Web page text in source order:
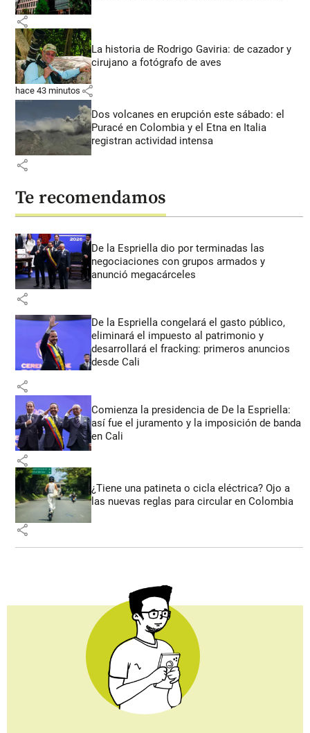
share
La historia de Rodrigo Gaviria: de cazador y
cirujano a fotógrafo de aves
hace 43 minutos share
Dos volcanes en erupción este sábado: el
Puracé en Colombia y el Etna en Italia
registran actividad intensa
share
Te recomendamos
De la Espriella dio por terminadas las
negociaciones con grupos armados y
anunció megacárceles
share
De la Espriella congelará el gasto público,
eliminará el impuesto al patrimonio y
desarrollará el fracking: primeros anuncios
desde Cali
share
Comienza la presidencia de De la Espriella:
así fue el juramento y la imposición de banda
en Cali
share
¿Tiene una patineta o cicla eléctrica? Ojo a
las nuevas reglas para circular en Colombia
share